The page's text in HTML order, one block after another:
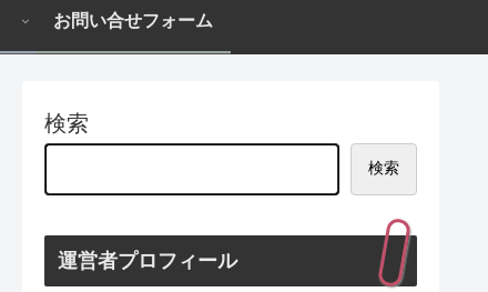
お問い合せフォーム
検索
検索
運営者プロフィール